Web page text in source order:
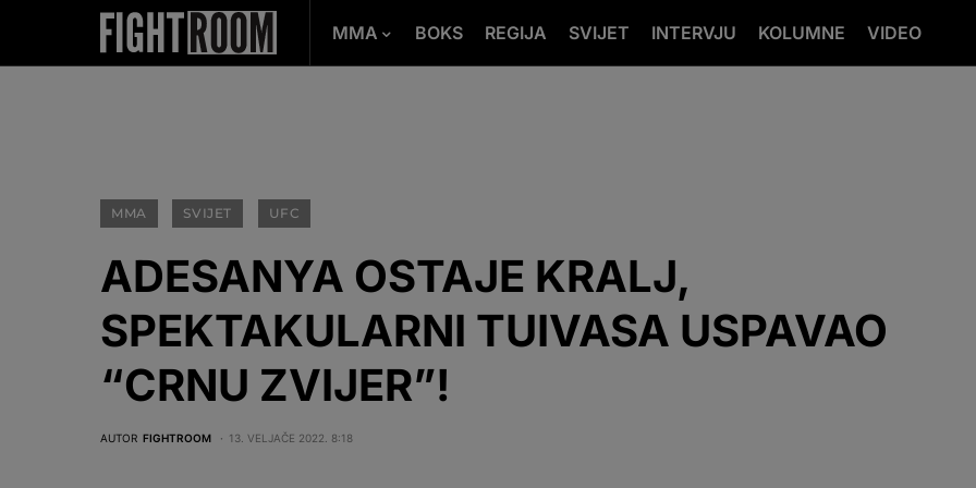
MMA BOKS REGIJA SVIJET INTERVJU KOLUMNE VIDEO
MMA SVIJET UFC
ADESANYA OSTAJE KRALJ,
SPEKTAKULARNI TUIVASA USPAVAO
“CRNU ZVIJER”!
AUTOR FIGHTROOM 13. VELJAČE 2022. 8:18